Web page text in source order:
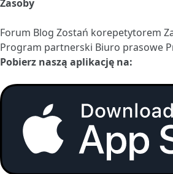
Zasoby
Forum Blog Zostań korepetytorem
Program partnerski Biuro prasowe
Pobierz naszą aplikację na: